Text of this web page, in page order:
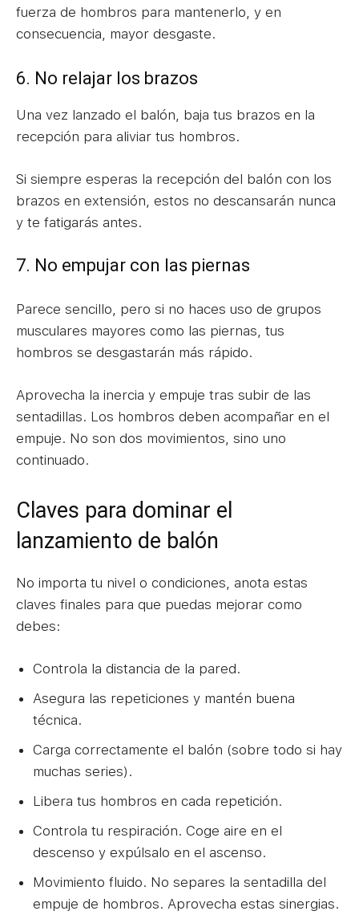
fuerza de hombros para mantenerlo, y en
consecuencia, mayor desgaste.
6. No relajar los brazos
Una vez lanzado el balón, baja tus brazos en la
recepción para aliviar tus hombros.
Si siempre esperas la recepción del balón con los
brazos en extensión, estos no descansarán nunca
y te fatigarás antes.
7. No empujar con las piernas
Parece sencillo, pero si no haces uso de grupos
musculares mayores como las piernas, tus
hombros se desgastarán más rápido.
Aprovecha la inercia y empuje tras subir de las
sentadillas. Los hombros deben acompañar en el
empuje. No son dos movimientos, sino uno
continuado.
Claves para dominar el
lanzamiento de balón
No importa tu nivel o condiciones, anota estas
claves finales para que puedas mejorar como
debes:
Controla la distancia de la pared.
Asegura las repeticiones y mantén buena
técnica.
Carga correctamente el balón (sobre todo si hay
muchas series).
Libera tus hombros en cada repetición.
Controla tu respiración. Coge aire en el
descenso y expúlsalo en el ascenso.
Movimiento fluido. No separes la sentadilla del
empuje de hombros. Aprovecha estas sinergias.